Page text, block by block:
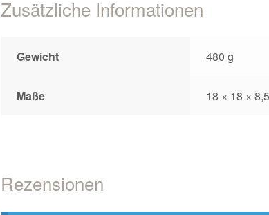
Zusätzliche Informationen
Gewicht 480 g
Maße 18 × 18 ×
Rezensionen